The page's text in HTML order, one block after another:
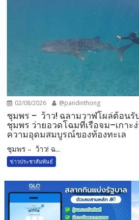
02/08/2026 @pandinthong
ชุมพร – ว้าว! ฉลามวาฬโผล่ต้อนรั
ชุมพร ว่ายอวดโฉมที่เรือจม–เกาะ
ความอุดมสมบูรณ์ของท้องทะเล
ชุมพร – ว้าว! ฉ...
ข่าวประชาสัมพันธ์